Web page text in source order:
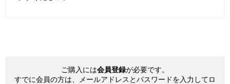
ご購入には会員登録が必要です。
すでに会員の方は、メールアドレスとパスワードを入力してロ